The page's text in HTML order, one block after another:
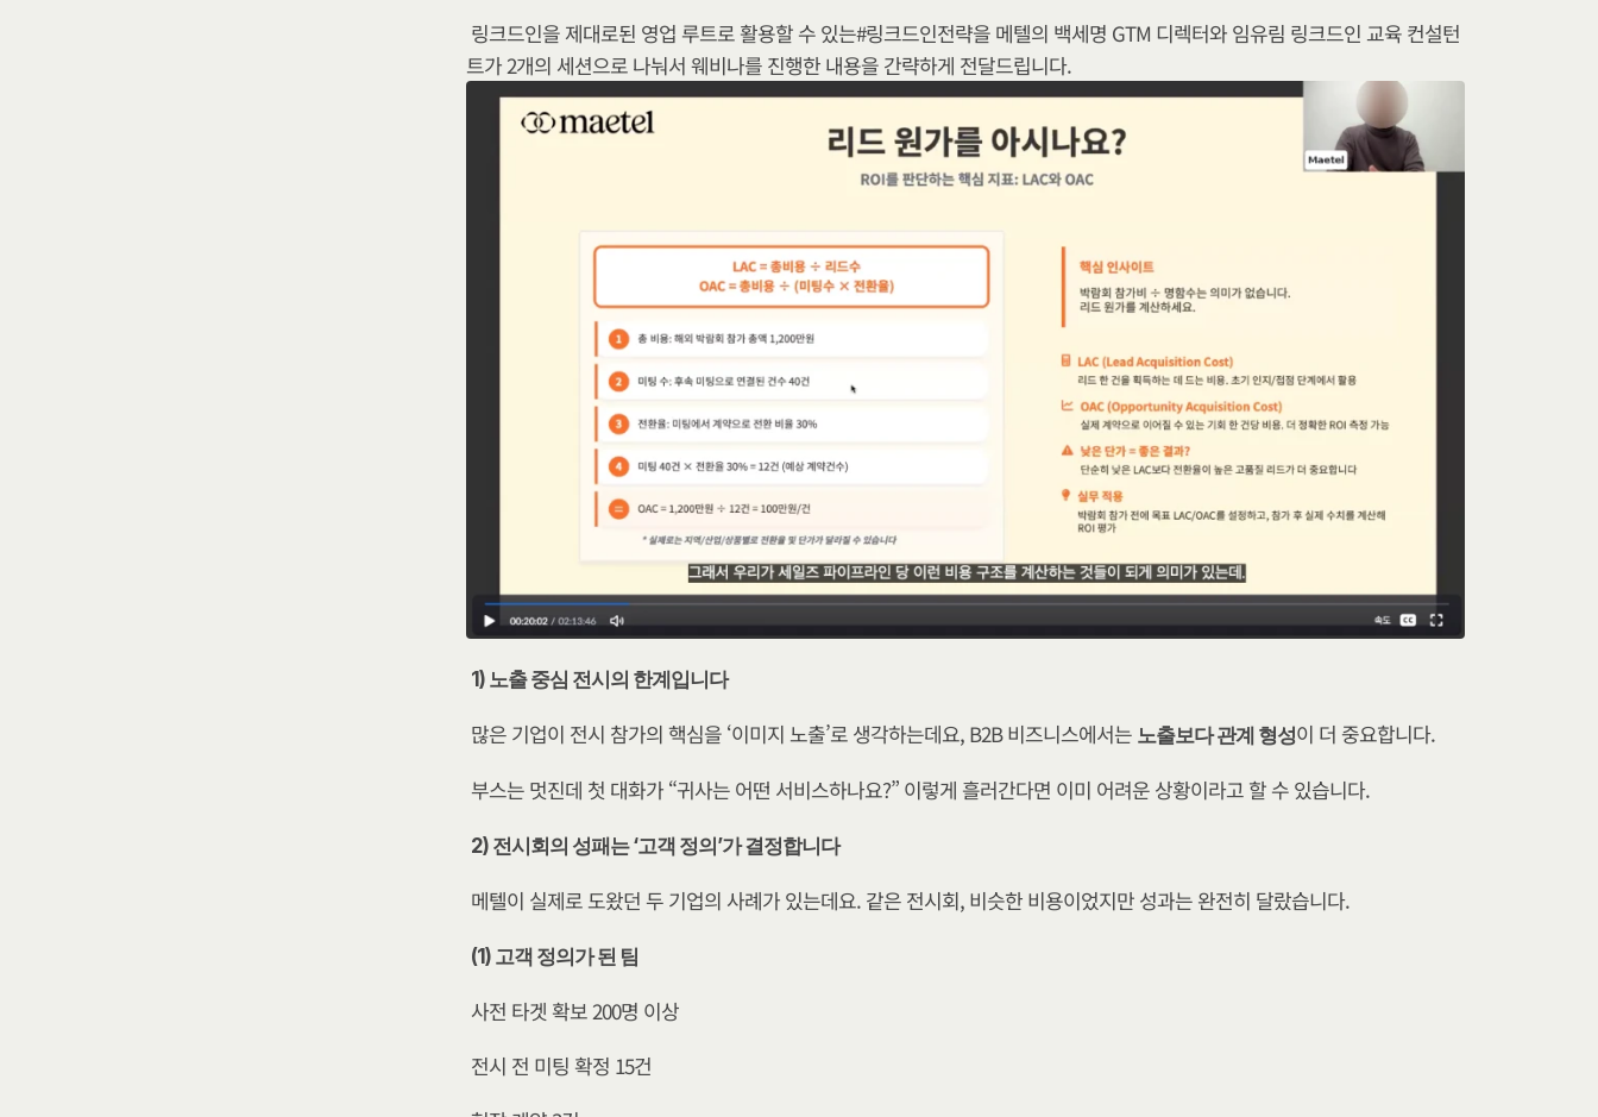
링크드인을 제대로된 영업 루트로 활용할 수 있는#링크드인전략을 메텔의 백세명 GTM 디렉터와 임유림 링크드인 교육 컨설턴
트가 2개의 세션으로 나눠서 웨비나를 진행한 내용을 간략하게 전달드립니다.
1) 노출 중심 전시의 한계입니다
많은 기업이 전시 참가의 핵심을 ‘이미지 노출’로 생각하는데요, B2B 비즈니스에서는 노출보다 관계 형성이 더 중요합니다.
부스는 멋진데 첫 대화가 “귀사는 어떤 서비스하나요?” 이렇게 흘러간다면 이미 어려운 상황이라고 할 수 있습니다.
2) 전시회의 성패는 ‘고객 정의’가 결정합니다
메텔이 실제로 도왔던 두 기업의 사례가 있는데요. 같은 전시회, 비슷한 비용이었지만 성과는 완전히 달랐습니다.
(1) 고객 정의가 된 팀
사전 타겟 확보 200명 이상
전시 전 미팅 확정 15건